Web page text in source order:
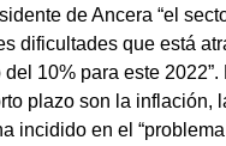
de Ancera “el
dificultades que está
10% para este
plazo son la
incidido en el